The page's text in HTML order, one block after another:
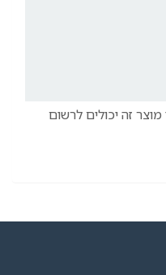
זה יכולים לרשום